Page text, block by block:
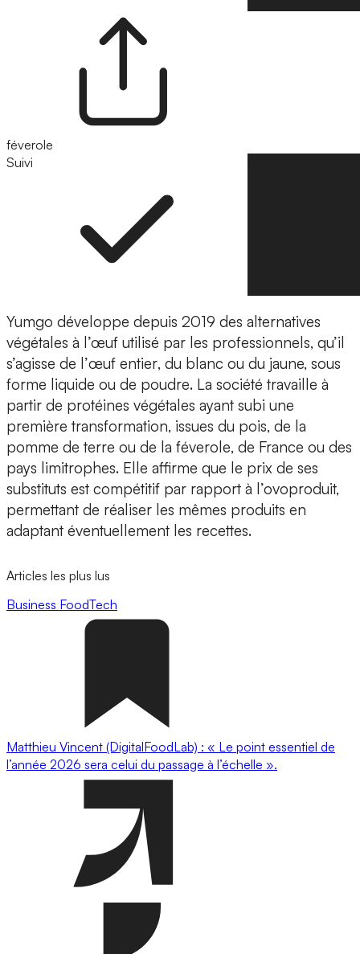
féverole
Suivi
Yumgo développe depuis 2019 des alternatives
végétales à l’œuf utilisé par les professionnels, qu’il
s’agisse de l’œuf entier, du blanc ou du jaune, sous
forme liquide ou de poudre. La société travaille à
partir de protéines végétales ayant subi une
première transformation, issues du pois, de la
pomme de terre ou de la féverole, de France ou des
pays limitrophes. Elle affirme que le prix de ses
substituts est compétitif par rapport à l’ovoproduit,
permettant de réaliser les mêmes produits en
adaptant éventuellement les recettes.
Articles les plus lus
Business FoodTech
Matthieu Vincent (DigitalFoodLab) : « Le point essentiel de
l’année 2026 sera celui du passage à l’échelle ».